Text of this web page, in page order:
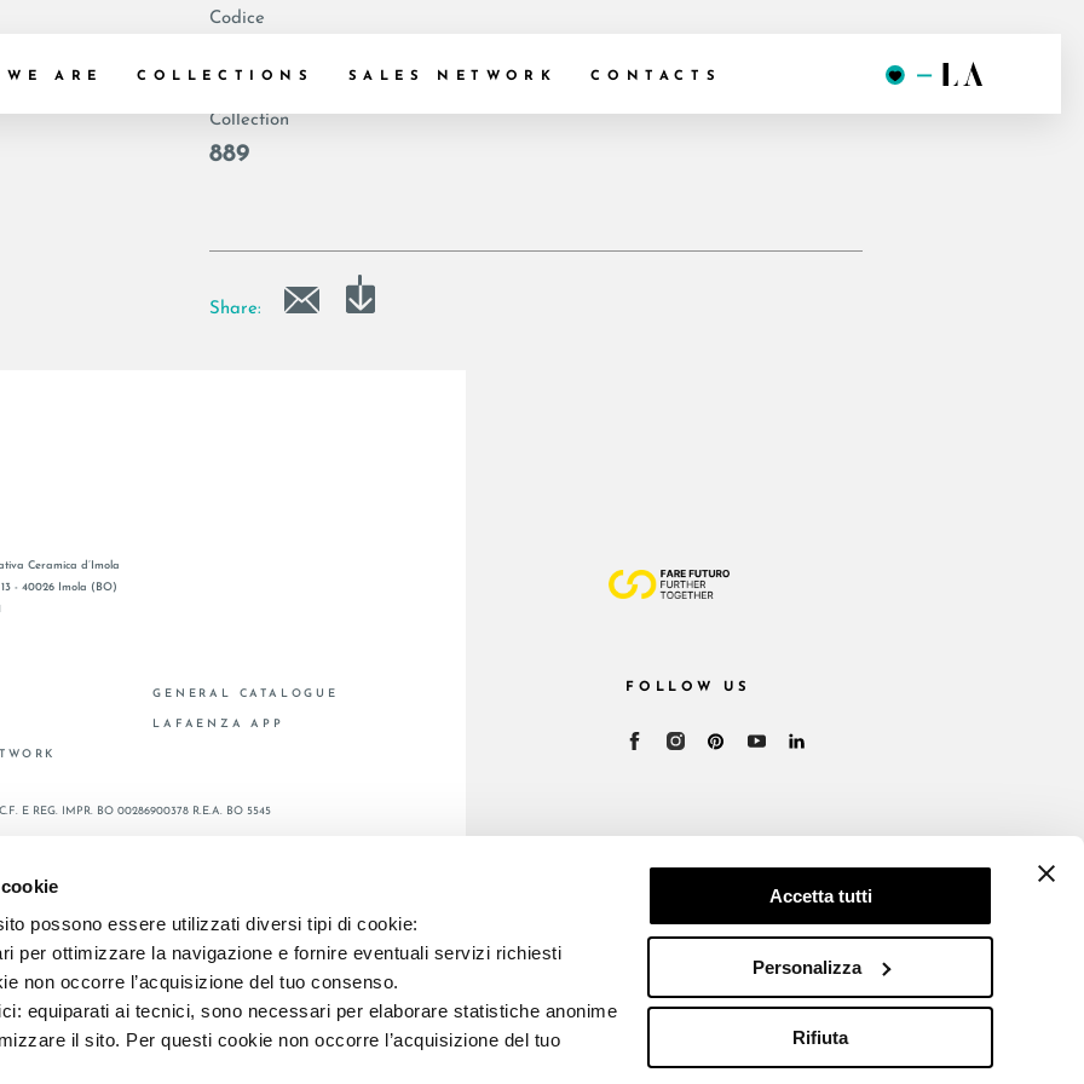
possono essere utilizzati diversi tipi di cookie:
per ottimizzare la navigazione e fornire eventuali servizi richiesti
non occorre l’acquisizione del tuo consenso.
equiparati ai tecnici, sono necessari per elaborare statistiche anonime
il sito. Per questi cookie non occorre l’acquisizione del tuo
Accetta tutti
Personalizza
Rifiuta
WE ARE COLLECTIONS SALES NETWORK CONTACTS
Codice
Collection
889
Share:
Ceramica d’Imola
- 40026 Imola (BO)
GENERAL CATALOGUE
LAFAENZA APP
FOLLOW US
E REG. IMPR. BO 00286900378 R.E.A. BO 5545